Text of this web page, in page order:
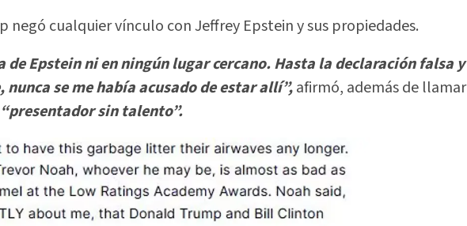
negó cualquier vínculo con Jeffrey Epstein y sus propiedades.
de Epstein ni en ningún lugar cercano. Hasta la declaración falsa y
se me había acusado de estar allí”,afirmó, además de llamar
“presentador sin talento”.